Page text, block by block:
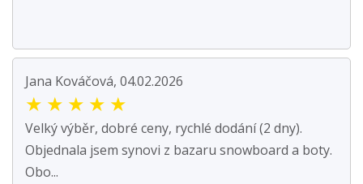
Jana Kováčová, 04.02.2026
★ ★ ★ ★ ★
Velký výběr, dobré ceny, rychlé dodání (2 dny).
Objednala jsem synovi z bazaru snowboard a boty.
Obo...